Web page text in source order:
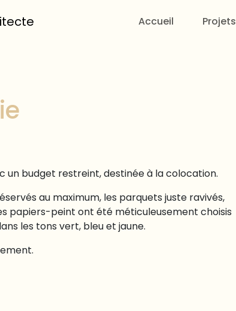
Accueil Projets
un budget restreint, destinée à la colocation.
au maximum, les parquets juste ravivés,
papiers-peint ont été méticuleusement choisis
les tons vert, bleu et jaune.